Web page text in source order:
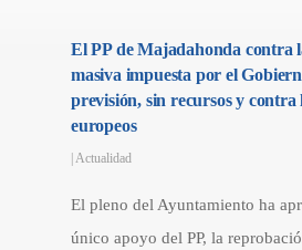
El PP de Majadahonda contra
masiva impuesta por el
previsión, sin recursos y contra
europeos
|Actualidad
El pleno del Ayuntamiento ha
único apoyo del PP, la